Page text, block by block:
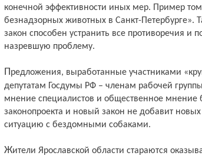
конечной эффективности иных мер. Пример
безнадзорных животных в Санкт-Петербурге».
закон способен устранить все противоречия и
назревшую проблему.
Предложения, выработанные участниками «круглого стола» в Ярославле, переданы
депутатам Госдумы РФ – членам рабочей
мнение специалистов и общественное мнение
законопроекта и новый закон не добавит
ситуацию с бездомными собаками.
Жители Ярославской области стараются оказывать конкретную и посильную помощь в